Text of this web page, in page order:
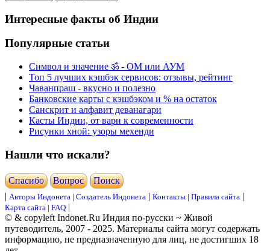
Интересные факты об Индии
Популярные статьи
Символ и значение ॐ - ОМ или АУМ
Топ 5 лучших кэшбэк сервисов: отзывы, рейтинг
Чаванпраш - вкусно и полезно
Банковские карты с кэшбэком и % на остаток
Санскрит и алфавит деванагари
Касты Индии, от варн к современности
Рисунки хной: узоры мехенди
Нашли что искали?
Cпасибо Вопрос
Поиск
| Авторы Индонета | Создатель Индонета | Контакты | Правила сайта |
Карта сайта | FAQ |
© & copyleft Indonet.Ru Индия по-русски ~ Живой
путеводитель, 2007 - 2025. Материалы сайта могут содержать
информацию, не предназначенную для лиц, не достигших 18